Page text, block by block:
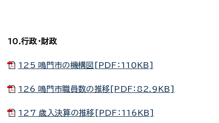
10.行政・財政
125 鳴門市の機構図[PDF：110KB]
126 鳴門市職員数の推移[PDF：82.9KB]
127 歳入決算の推移[PDF：116KB]